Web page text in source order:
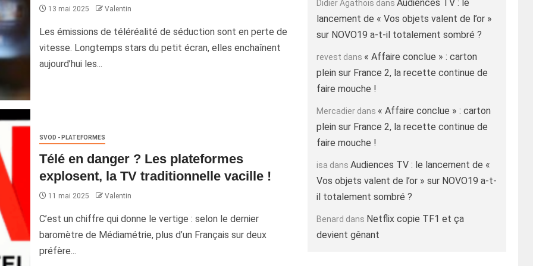
13 mai 2025 Valentin
Les émissions de téléréalité de séduction sont en perte de
vitesse. Longtemps stars du petit écran, elles enchaînent
aujourd’hui les...
SVOD - PLATEFORMES
Télé en danger ? Les plateformes
explosent, la TV traditionnelle vacille !
11 mai 2025 Valentin
C’est un chiffre qui donne le vertige : selon le dernier
baromètre de Médiamétrie, plus d’un Français sur deux
préfère...
Didier Agathois dans Audiences TV : le
lancement de « Vos objets valent de l’or »
sur NOVO19 a-t-il totalement sombré ?
revest dans « Affaire conclue » : carton
plein sur France 2, la recette continue de
faire mouche !
Mercadierdans « Affaire conclue » : carton
plein sur France 2, la recette continue de
faire mouche !
isa dans Audiences TV : le lancement de «
Vos objets valent de l’or » sur NOVO19 a-t-
il totalement sombré ?
Benard dans Netflix copie TF1 et ça
devient gênant